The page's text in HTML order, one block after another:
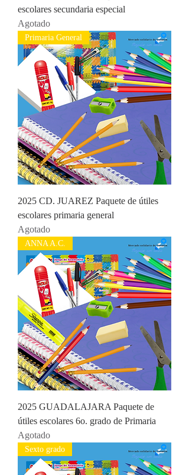
escolares secundaria especial
Agotado
Primaria General
2025 CD. JUAREZ Paquete de útiles
escolares primaria general
Agotado
ANNA A.C.
2025 GUADALAJARA Paquete de
útiles escolares 6o. grado de Primaria
Agotado
Sexto grado